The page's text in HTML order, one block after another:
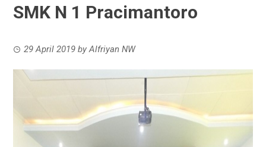
SMK N 1 Pracimantoro
29 April 2019 byAlfriyan NW